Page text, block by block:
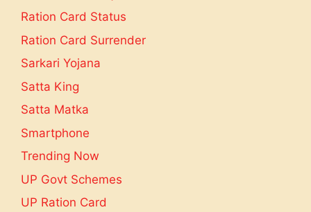
Ration Card Status
Ration Card Surrender
Sarkari Yojana
Satta King
Satta Matka
Smartphone
Trending Now
UP Govt Schemes
UP Ration Card